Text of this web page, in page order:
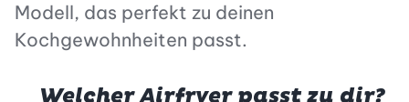
Modell, das perfekt zu deinen
Kochgewohnheiten passt.
Welcher Airfryer passt zu dir?